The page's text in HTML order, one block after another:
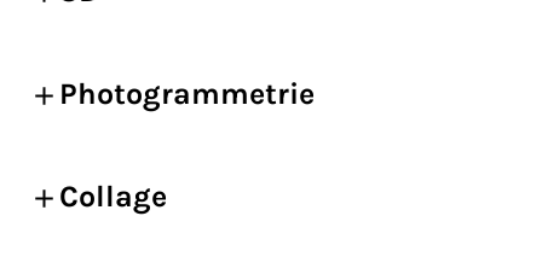
Photogrammetrie
Collage